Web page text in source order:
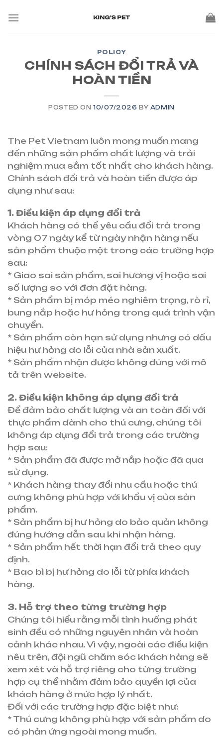
POLICY
CHÍNH SÁCH ĐỔI TRẢ VÀ
HOÀN TIỀN
POSTED ON 10/07/2026 BY ADMIN
The Pet Vietnam luôn mong muốn mang
đến những sản phẩm chất lượng và trải
nghiệm mua sắm tốt nhất cho khách hàng.
Chính sách đổi trả và hoàn tiền được áp
dụng như sau:
1. Điều kiện áp dụng đổi trả
Khách hàng có thể yêu cầu đổi trả trong
vòng 07 ngày kể từ ngày nhận hàng nếu
sản phẩm thuộc một trong các trường hợp
sau:
* Giao sai sản phẩm, sai hương vị hoặc sai
số lượng so với đơn đặt hàng.
* Sản phẩm bị móp méo nghiêm trọng, rò rỉ,
bung nắp hoặc hư hỏng trong quá trình vận
chuyển.
* Sản phẩm còn hạn sử dụng nhưng có dấu
hiệu hư hỏng do lỗi của nhà sản xuất.
* Sản phẩm nhận được không đúng với mô
tả trên website.
2. Điều kiện không áp dụng đổi trả
Để đảm bảo chất lượng và an toàn đối với
thực phẩm dành cho thú cưng, chúng tôi
không áp dụng đổi trả trong các trường
hợp sau:
* Sản phẩm đã được mở nắp hoặc đã qua
sử dụng.
* Khách hàng thay đổi nhu cầu hoặc thú
cưng không phù hợp với khẩu vị của sản
phẩm.
* Sản phẩm bị hư hỏng do bảo quản không
đúng hướng dẫn sau khi nhận hàng.
* Sản phẩm hết thời hạn đổi trả theo quy
định.
* Bao bì bị hư hỏng do lỗi từ phía khách
hàng.
3. Hỗ trợ theo từng trường hợp
Chúng tôi hiểu rằng mỗi tình huống phát
sinh đều có những nguyên nhân và hoàn
cảnh khác nhau. Vì vậy, ngoài các điều kiện
nêu trên, đội ngũ chăm sóc khách hàng sẽ
xem xét và hỗ trợ riêng cho từng trường
hợp cụ thể nhằm đảm bảo quyền lợi của
khách hàng ở mức hợp lý nhất.
Đối với các trường hợp đặc biệt như:
* Thú cưng không phù hợp với sản phẩm do
có phản ứng ngoài mong muốn.